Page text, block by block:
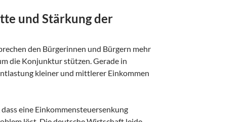
und Stärkung der
den Bürgerinnen und Bürgern mehr
die Konjunktur stützen. Gerade in
kleiner und mittlerer Einkommen
eine Einkommensteuersenkung